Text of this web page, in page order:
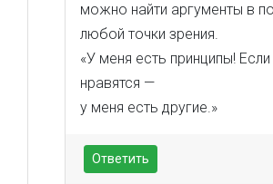
можно найти аргументы в
любой точки зрения.
«У меня есть принципы!
нравятся —
у меня есть другие.»
Ответить